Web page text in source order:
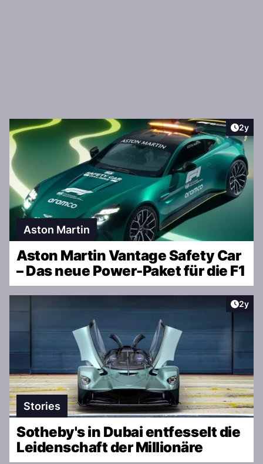
2y
Aston Martin
Aston Martin Vantage Safety Car
– Das neue Power-Paket für die F1
2y
Stories
Sotheby's in Dubai entfesselt die
Leidenschaft der Millionäre